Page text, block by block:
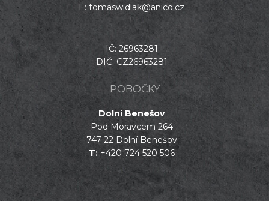
E: tomaswidlak@anico.cz
T:
IČ: 26963281
DIČ: CZ26963281
POBOČKY
Dolní Benešov
Pod Moravcem 264
747 22 Dolní Benešov
T: +420 724 520 506